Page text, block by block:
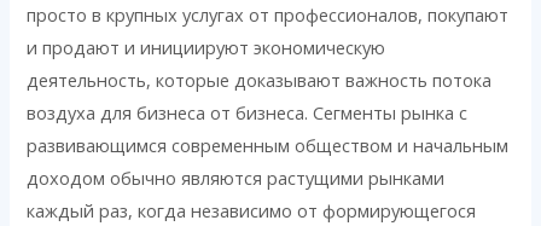
просто в крупных услугах от профессионалов, покупают
и продают и инициируют экономическую
деятельность, которые доказывают важность потока
воздуха для бизнеса от бизнеса. Сегменты рынка с
развивающимся современным обществом и начальным
доходом обычно являются растущими рынками
каждый раз, когда независимо от формирующегося